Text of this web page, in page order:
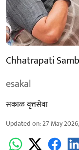
Chhatrapati
esakal
सकाळ वृत्तसेवा
Updated on:27 May